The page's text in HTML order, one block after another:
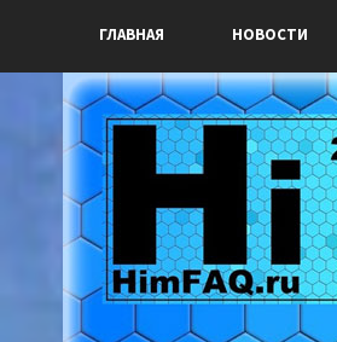
ГЛАВНАЯ НОВОСТИ